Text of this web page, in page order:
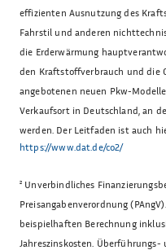
effizienten Ausnutzung des
Fahrstil und anderen
die Erderwärmung
den Kraftstoffverbrauch und die
angebotenen neuen Pkw-
Verkaufsort in Deutschland, an
werden. Der Leitfaden ist auch
https://www.dat.de/co2/
² Unverbindliches
Preisangabenverordnung
beispielhaften Berechnung
Jahreszinskosten.